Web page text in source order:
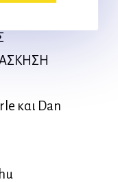
και Dan